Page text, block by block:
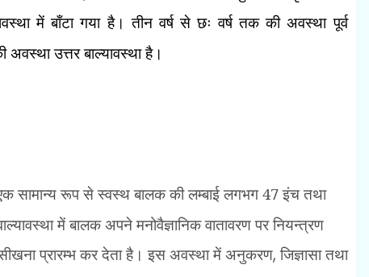
में बाँटा गया है। तीन वर्ष से छः वर्ष तक की अवस्था पूर्व
अवस्था उत्तर बाल्यावस्था है।
सामान्य रूप से स्वस्थ बालक की लम्बाई लगभग 47 इंच तथा
में बालक अपने मनोवैज्ञानिक वातावरण पर नियन्त्रण
प्रारम्भ कर देता है। इस अवस्था में अनुकरण,जिज्ञासा तथा